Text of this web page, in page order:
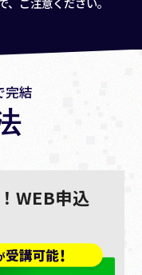
完結
WEB申込